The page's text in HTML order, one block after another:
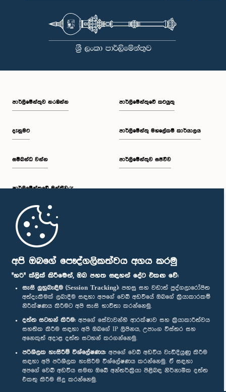
අපි ඔබගේ පෞද්ගලිකත්වය අගය කරමු
"හරි" ක්ලික් කිරීමෙන්, ඔබ පහත සඳහන් දේට එකඟ වේ:
සැසි ලුහුබැඳීම (Session Tracking): පහසු සහ වඩාත් පුද්ගලාරෝපිත
අත්දැකීමක් ලබාදීම සඳහා අපගේ වෙබ් අඩවියේ ඔබගේ ක්‍රියාකාරකම්
නිරීක්ෂණය කිරීමට අපි සැසි භාවිතා කරන්නෙමු.
දත්ත සටහන් කිරීම: අපගේ සේවාවන්හි ආරක්ෂාව සහ ක්‍රියාකාරීත්වය
සහතික කිරීම සඳහා අපි ඔබගේ IP ලිපිනය, උපාංග විස්තර සහ
අනෙකුත් අදාළ දත්ත සටහන් කරගන්නෙමු.
පරිශීලක හැසිරීම් විශ්ලේෂණය: අපගේ වෙබ් අඩවිය වැඩිදියුණු කිරීම
සඳහා අපි පරිශීලක හැසිරීම විශ්ලේෂණය කරන්නෙමු. ඒ සඳහා
අපගේ වෙබ් අඩවිය සමඟ ඔබේ අන්තර්ක්‍රියා පිළිබඳ නිර්නාමික දත්ත
එකතු කිරීම සිදු කරන්නෙමු.
පාර්ලි‌මේන්තුව නරඹන්න
දැනුමට
සම්බන්ධ වන්න
පාර්ලි‌මේන්තුවේ මන්ත්‍රීවරු
මුල් පිටුව
පාර්ලිමේන්තුවේ කටයුතු
පාර්ලිමේන්තු මහලේකම් කාර්යාලය
පාර්ලිමේන්තුව සජීවීව
පාර්ලිමේන්තු ජංගම යෙදුම
අප හා සම්බන්ධ වී සිටින්න :
සම්මාන
පෞද්ගලිකත්ව ප්‍රතිපත්තිය